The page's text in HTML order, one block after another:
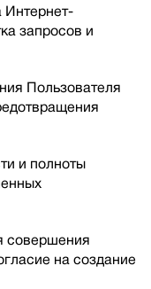
Интернет-
запросов и
Пользователя
и полноты
совершения
на создание